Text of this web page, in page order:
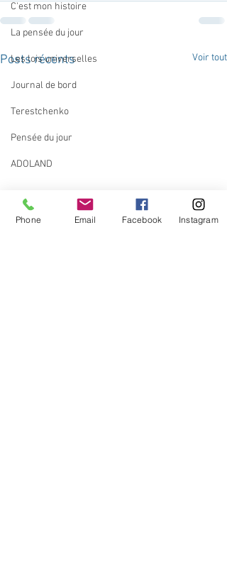
C'est mon histoire
La pensée du jour
Les lois universelles
Journal de bord
Terestchenko
Pensée du jour
ADOLAND
Posts récents Voir tout
Phone Email Facebook Instagram